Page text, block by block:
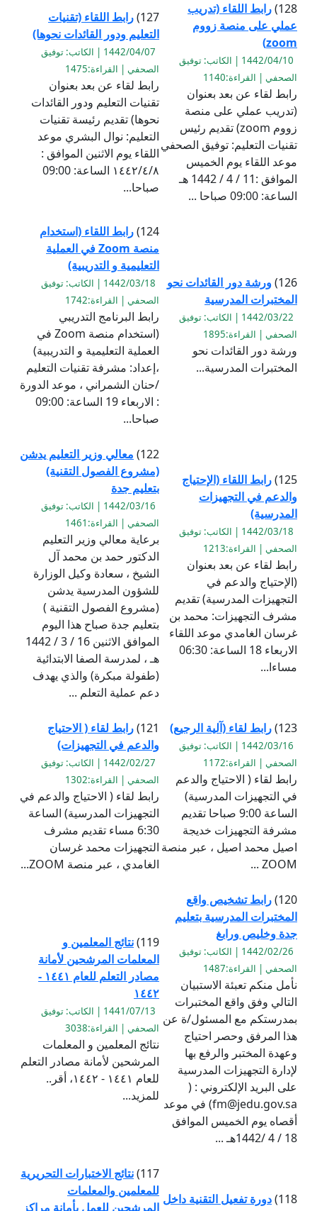
128) رابط اللقاء (تدريب
عملي على منصة زووم
zoom)
1442/04/10 | الكاتب: توفيق
الصحفي | القراءة:1140
رابط لقاء عن بعد بعنوان
(تدريب عملي على منصة
زووم zoom) تقديم رئيس
تقنيات التعليم: توفيق الصحفي
موعد اللقاء يوم الخميس
الموافق :11 / 4 / 1442 هـ
الساعة: 09:00 صباحا ...
127) رابط اللقاء (تقنيات
التعليم ودور القائدات نحوها)
1442/04/07 | الكاتب: توفيق
الصحفي | القراءة:1475
رابط لقاء عن بعد بعنوان
تقنيات التعليم ودور القائدات
نحوها) تقديم رئيسة تقنيات
التعليم: نوال البشري موعد
اللقاء يوم الاثنين الموافق :
١٤٤٢/٤/٨ الساعة: 09:00
صباحا...
126) ورشة دور القائدات نحو
المختبرات المدرسية
1442/03/22 | الكاتب: توفيق
الصحفي | القراءة:1895
ورشة دور القائدات نحو
المختبرات المدرسية...
124) رابط اللقاء (استخدام
منصة Zoom في العملية
التعليمية و التدريبية)
1442/03/18 | الكاتب: توفيق
الصحفي | القراءة:1742
رابط البرنامج التدريبي
(استخدام منصة Zoom في
العملية التعليمية و التدريبية)
،إعداد: مشرفة تقنيات التعليم
/حنان الشمراني ، موعد الدورة
: الاربعاء 19 الساعة: 09:00
صباحا...
125) رابط اللقاء (الإحتياج
والدعم في التجهيزات
المدرسية)
1442/03/18 | الكاتب: توفيق
الصحفي | القراءة:1213
رابط لقاء عن بعد بعنوان
(الإحتياج والدعم في
التجهيزات المدرسية) تقديم
مشرف التجهيزات: محمد بن
غرسان الغامدي موعد اللقاء
الاربعاء 18 الساعة: 06:30
مساءا...
122) معالي وزير التعليم يدشن
(مشروع الفصول التقنية)
بتعليم جدة
1442/03/16 | الكاتب: توفيق
الصحفي | القراءة:1461
برعاية معالي وزير التعليم
الدكتور حمد بن محمد آل
الشيخ ، سعادة وكيل الوزارة
للشؤون المدرسية يدشن
(مشروع الفصول التقنية )
بتعليم جدة صباح هذا اليوم
الموافق الاثنين 16 / 3 / 1442
هـ ، لمدرسة الصفا الابتدائية
(طفولة مبكرة) والذي يهدف
دعم عملية التعلم ...
123) رابط لقاء (آلية الرجيع)
1442/03/16 | الكاتب: توفيق
الصحفي | القراءة:1172
رابط لقاء ( الاحتياج والدعم
في التجهيزات المدرسية)
الساعة 9:00 صباحا تقديم
مشرفة التجهيزات خديجة
اصيل محمد اصيل ، عبر منصة
ZOOM ...
121) رابط لقاء ( الاحتياج
والدعم في التجهيزات)
1442/02/27 | الكاتب: توفيق
الصحفي | القراءة:1302
رابط لقاء ( الاحتياج والدعم في
التجهيزات المدرسية) الساعة
6:30 مساء تقديم مشرف
التجهيزات محمد غرسان
الغامدي ، عبر منصة ZOOM...
120) رابط تشخيص واقع
المختبرات المدرسية بتعليم
جدة وخليص ورابغ
1442/02/26 | الكاتب: توفيق
الصحفي | القراءة:1487
نأمل منكم تعبئة الاستبيان
التالي وفق واقع المختبرات
بمدرستكم مع المسئول/ة عن
هذا المرفق وحصر احتياج
وعهدة المختبر والرفع بها
لإدارة التجهيزات المدرسية
على البريد الإلكتروني : (
fm@jedu.gov.sa) في موعد
أقصاه يوم الخميس الموافق
18 / 4 /1442هـ ...
119) نتائج المعلمين و
المعلمات المرشحين لأمانة
مصادر التعلم للعام ١٤٤١ -
١٤٤٢
1441/07/13 | الكاتب: توفيق
الصحفي | القراءة:3038
نتائج المعلمين و المعلمات
المرشحين لأمانة مصادر التعلم
للعام ١٤٤١ - ١٤٤٢، أقر..
للمزيد...
118) دورة تفعيل التقنية داخل
117) نتائج الاختبارات التحريرية
للمعلمين والمعلمات
المرشحين للعمل بأمانة مراكز